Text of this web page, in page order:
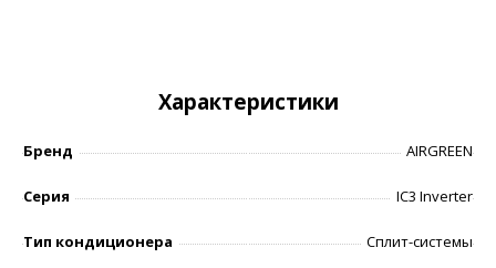
Характеристики
Бренд AIRGREEN
Серия IC3 Inverter
Тип кондиционера Сплит-системы